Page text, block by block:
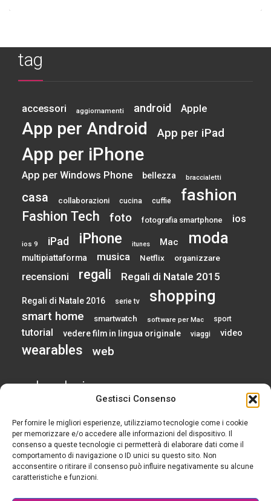
Gestisci Consenso
Per fornire le migliori esperienze, utilizziamo tecnologie come i cookie
per memorizzare e/o accedere alle informazioni del dispositivo. Il
consenso a queste tecnologie ci permetterà di elaborare dati come il
comportamento di navigazione o ID unici su questo sito. Non
acconsentire o ritirare il consenso può influire negativamente su alcune
caratteristiche e funzioni.
tag
accessori aggiornamenti android Apple
App per Android App per iPad
App per iPhone
App per Windows Phone bellezza braccialetti
casa collaborazioni cucina cuffie fashion
Fashion Tech foto fotografia smartphone ios
ios 9 iPad iPhone itunes Mac moda
multipiattaforma musica Netflix organizzare
recensioni regali Regali di Natale 2015
Regali di Natale 2016 serie tv shopping
smart home smartwatch software per Mac sport
tutorial vedere film in lingua originale viaggi video
wearables web
calendario
AGOSTO 2026
L M M G V S
1
2